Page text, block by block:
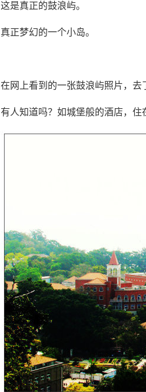
这是真正的鼓浪屿。
真正梦幻的一个小岛。
在网上看到的一张鼓浪屿照片，去
有人知道吗？如城堡般的酒店，住